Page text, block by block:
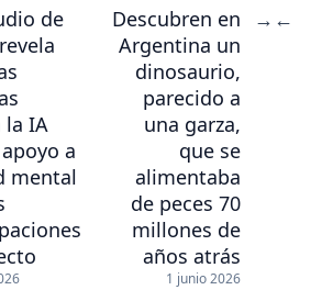
de
la IA
a
mental
Descubren en
Argentina un
dinosaurio,
parecido a
una garza,
que se
alimentaba
de peces 70
millones de
años atrás
1 junio 2026
→ ←